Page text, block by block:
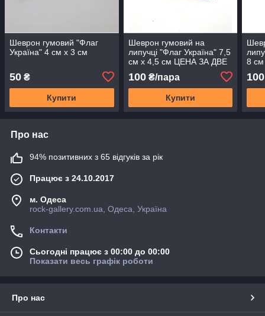
Шеврон гумовий "Флаг
Україна" 4 см х 3 см
50 ₴
Купити
Шеврон гумовий на
липучці "Флаг Україна" 7,5
см х 4,5 см ЦЕНА ЗА ДВЕ
100₴/пара
Купити
8
100
Про нас
94% позитивних з 65 відгуків за рік
Працює з 24.10.2017
м. Одеса
rock-gallery.com.ua, Одеса, Україна
Контакти
Сьогодні працює з 00:00 до 00:00
Показати весь графік роботи
Про нас